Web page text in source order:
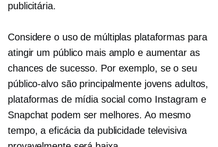
publicitária.
Considere o uso de múltiplas plataformas para
atingir um público mais amplo e aumentar as
chances de sucesso. Por exemplo, se o seu
público-alvo são principalmente jovens adultos,
plataformas de mídia social como Instagram e
Snapchat podem ser melhores. Ao mesmo
tempo, a eficácia da publicidade televisiva